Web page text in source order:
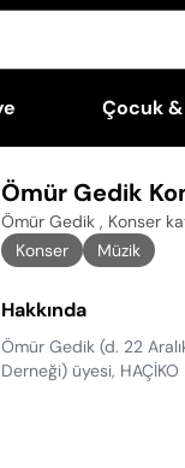
Çocuk
Ömür Gedik
Ömür Gedik , Konser
Konser
Müzik
Hakkında
Ömür Gedik (d. 22
Derneği) üyesi,